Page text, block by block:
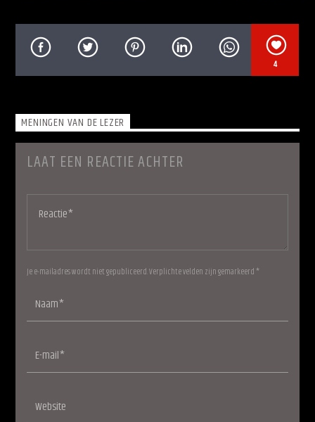
4
MENINGEN VAN DE LEZER
LAAT EEN REACTIE ACHTER
Je e-mailadres wordt niet gepubliceerd. Verplichte velden zijn gemarkeerd *